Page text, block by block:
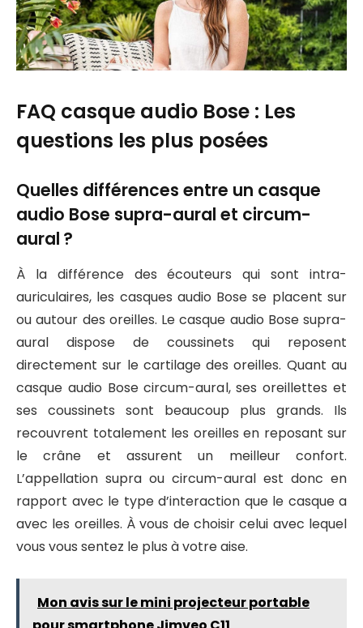
FAQ casque audio Bose : Les
questions les plus posées
Quelles différences entre un casque
audio Bose supra-aural et circum-
aural ?
À la différence des écouteurs qui sont intra-
auriculaires, les casques audio Bose se placent sur
ou autour des oreilles. Le casque audio Bose supra-
aural dispose de coussinets qui reposent
directement sur le cartilage des oreilles. Quant au
casque audio Bose circum-aural, ses oreillettes et
ses coussinets sont beaucoup plus grands. Ils
recouvrent totalement les oreilles en reposant sur
le crâne et assurent un meilleur confort.
L’appellation supra ou circum-aural est donc en
rapport avec le type d’interaction que le casque a
avec les oreilles. À vous de choisir celui avec lequel
vous vous sentez le plus à votre aise.
Mon avis sur le mini projecteur portable